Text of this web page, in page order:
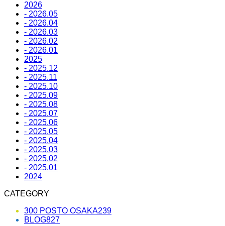
2026
- 2026.05
- 2026.04
- 2026.03
- 2026.02
- 2026.01
2025
- 2025.12
- 2025.11
- 2025.10
- 2025.09
- 2025.08
- 2025.07
- 2025.06
- 2025.05
- 2025.04
- 2025.03
- 2025.02
- 2025.01
2024
CATEGORY
300 POSTO OSAKA239
BLOG827